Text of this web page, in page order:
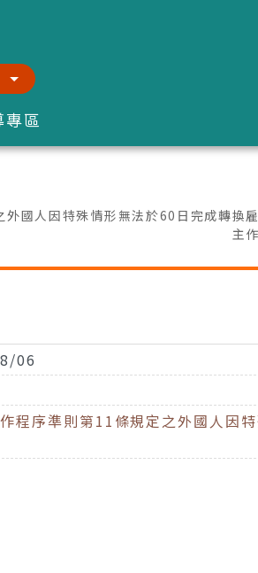
專區
國人因特殊情形無法於60日完成轉換
主
06
程序準則第11條規定之外國人因